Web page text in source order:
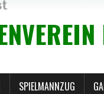
SPIELMANNZUG